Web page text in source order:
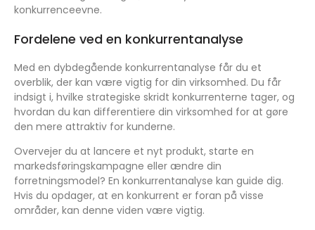
konkurrenceevne.
Fordelene ved en konkurrentanalyse
Med en dybdegående konkurrentanalyse får du et
overblik, der kan være vigtig for din virksomhed. Du får
indsigt i, hvilke strategiske skridt konkurrenterne tager, og
hvordan du kan differentiere din virksomhed for at gøre
den mere attraktiv for kunderne.
Overvejer du at lancere et nyt produkt, starte en
markedsføringskampagne eller ændre din
forretningsmodel? En konkurrentanalyse kan guide dig.
Hvis du opdager, at en konkurrent er foran på visse
områder, kan denne viden være vigtig.